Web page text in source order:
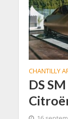
CHANTILLY
DS